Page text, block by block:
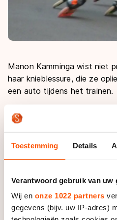
Toestemming Details
Verantwoord gebruik van uw
Wij en onze 1022 partners
gegevens (bijv. uw IP-adres)
Manon Kamminga wist niet
haar knieblessure, die ze
een auto tijdens het trainen.
“Ik had dit niet verwacht. Ik
underdogpositie zitten. Ik
ging het wel heel lekker,
De twintigjarige Haulerwijkse
dames Francesca
sprintkampioene Erika